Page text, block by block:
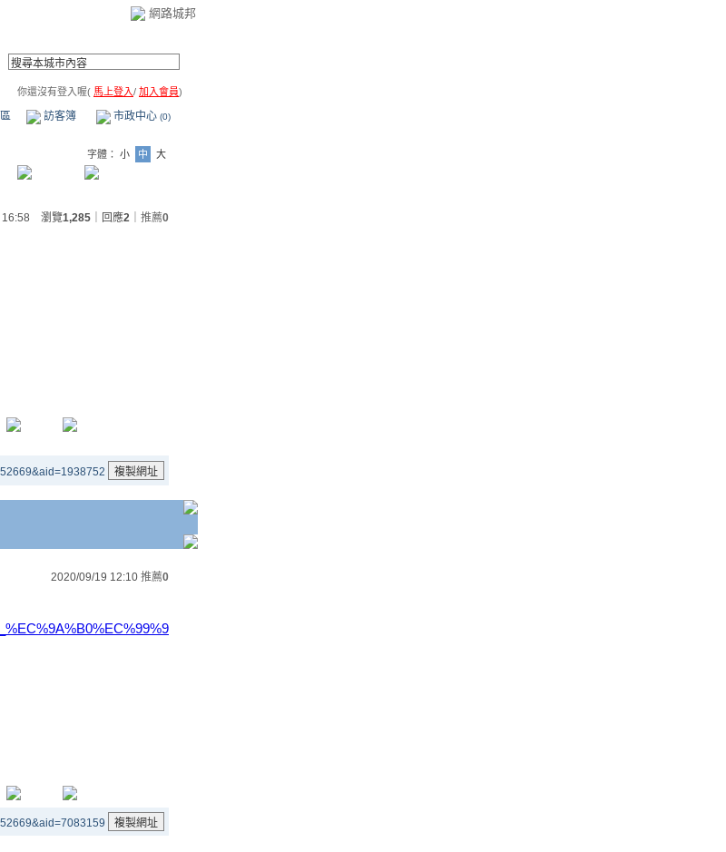
網路城邦
你還沒有登入喔( 馬上登入/ 加入會員)
訪客簿 市政中心 (0)
字體： 小 中
大
16:58 瀏覽1,285 ｜回應2 推薦0
2020/09/19 12:10 推薦0